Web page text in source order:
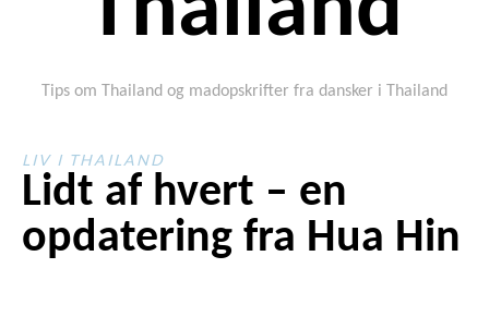
Tips om Thailand og madopskrifter fra dansker i Thailand
LIV I THAILAND
Lidt af hvert – en
opdatering fra Hua Hin